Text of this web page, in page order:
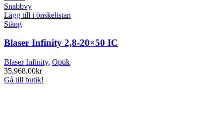
Snabbvy
Lägg till i önskelistan
Stäng
Blaser Infinity 2,8-20×50 IC
Blaser Infinity, Optik
35,968.00kr
Gå till butik!